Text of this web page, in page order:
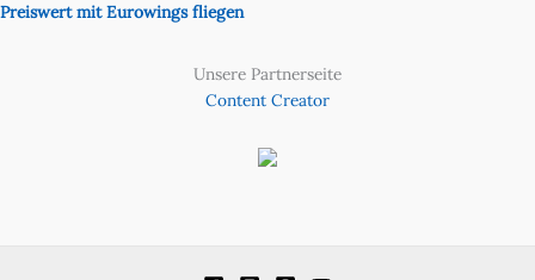
Preiswert mit Eurowings fliegen
Unsere Partnerseite
Content Creator